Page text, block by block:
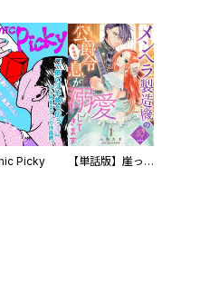
Picky 【単話版】崖っぷち令嬢ですが、意地と策略で幸せになります！シリーズ